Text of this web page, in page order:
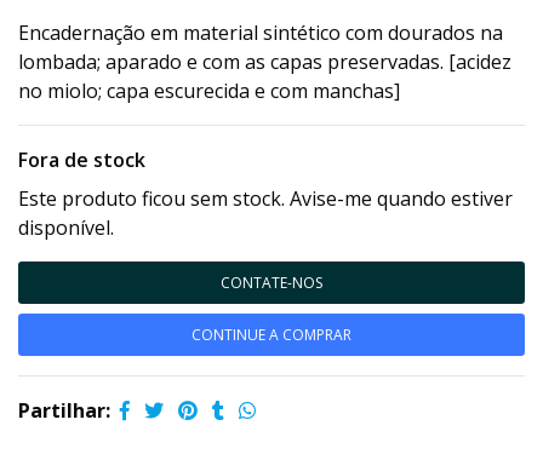
Encadernação em material sintético com dourados na
lombada; aparado e com as capas preservadas. [acidez
no miolo; capa escurecida e com manchas]
Fora de stock
Este produto ficou sem stock. Avise-me quando estiver
disponível.
CONTATE-NOS
CONTINUE A COMPRAR
Partilhar: